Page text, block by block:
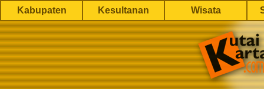
Kabupaten Kesultanan Wisata